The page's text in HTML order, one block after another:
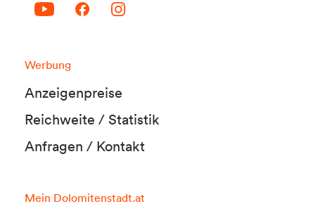
Werbung
Anzeigenpreise
Reichweite / Statistik
Anfragen / Kontakt
Mein Dolomitenstadt.at